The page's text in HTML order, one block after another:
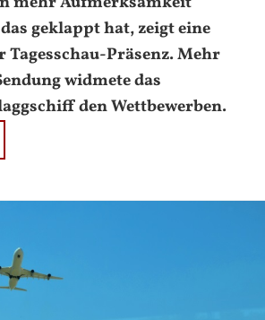
geklappt hat, zeigt eine
Tagesschau-Präsenz. Mehr
widmete das
den Wettbewerben.